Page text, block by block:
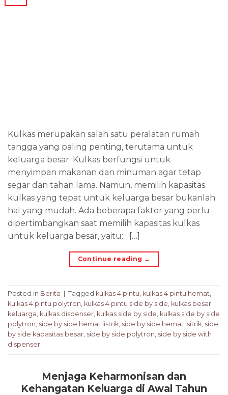
Kulkas merupakan salah satu peralatan rumah
tangga yang paling penting, terutama untuk
keluarga besar. Kulkas berfungsi untuk
menyimpan makanan dan minuman agar tetap
segar dan tahan lama. Namun, memilih kapasitas
kulkas yang tepat untuk keluarga besar bukanlah
hal yang mudah. Ada beberapa faktor yang perlu
dipertimbangkan saat memilih kapasitas kulkas
untuk keluarga besar, yaitu: […]
Continue reading →
Posted in Berita Tagged kulkas 4 pintu, kulkas 4 pintu hemat,
kulkas 4 pintu polytron, kulkas 4 pintu side by side, kulkas besar
keluarga, kulkas dispenser, kulkas side by side, kulkas side by side
polytron, side by side hemat listrik, side by side hemat lsitrik, side
by side kapasitas besar, side by side polytron, side by side with
dispenser
Menjaga Keharmonisan dan
Kehangatan Keluarga di Awal Tahun